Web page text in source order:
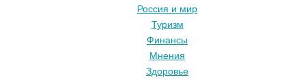
Россия и мир
Туризм
Финансы
Мнения
Здоровье